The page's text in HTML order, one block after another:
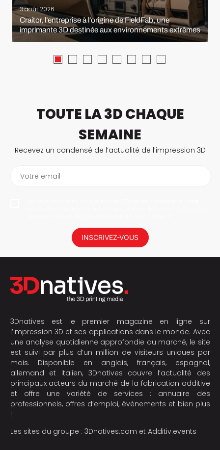
3 août 2026
Craitor, l’entreprise à l’origine de FieldFab, une
imprimante 3D destinée aux environnements extrêmes
TOUTE LA 3D CHAQUE
SEMAINE
Recevez un condensé de l’actualité de l’impression 3D
Votre email
INSCRIVEZ-VOUS
3Dnatives est le premier magazine en ligne sur
l’impression 3D et ses applications dans le monde. Avec
une analyse quotidienne approfondie du marché, le site
est suivi par plus d’un million de visiteurs uniques par
mois. Disponible en anglais, français, espagnol,
allemand et italien, 3Dnatives couvre l’actualité des
principaux acteurs du marché de la fabrication additive
et offre une variété de services : annuaire des
professionnels, offres d’emploi, évènements et bien plus
!
Les sites du groupe : 3Dnatives.com et Additiv.events